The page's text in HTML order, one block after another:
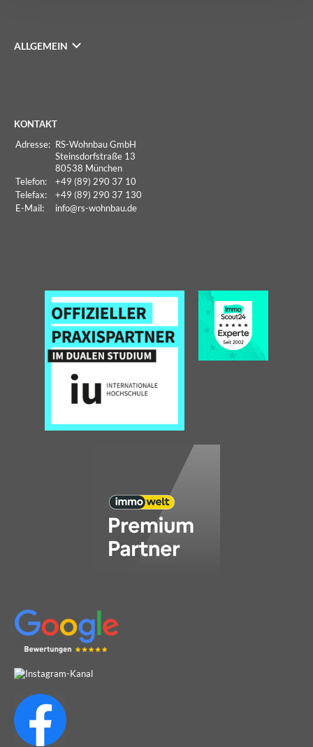
ALLGEMEIN
KONTAKT
Adresse: RS-Wohnbau GmbH
Steinsdorfstraße 13
80538 München
Telefon:
+49 (89) 290 37 10
Telefax:
+49 (89) 290 37 130
E-Mail:
info@rs-wohnbau.de